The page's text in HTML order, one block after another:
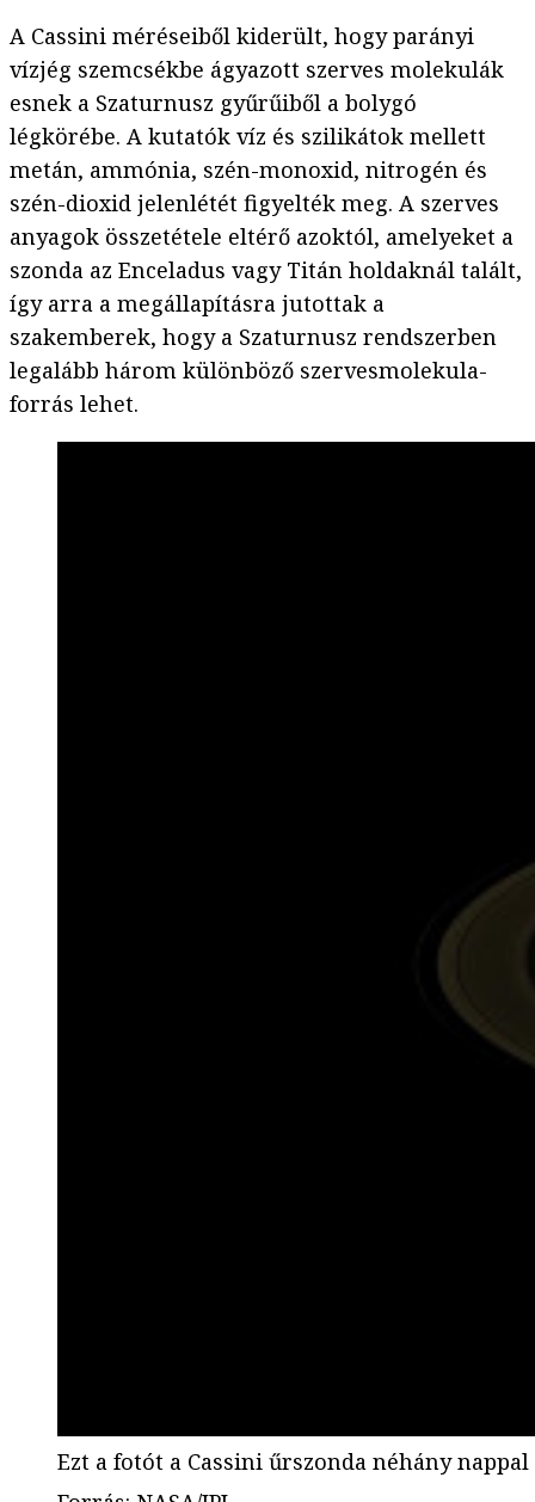
A Cassini méréseiből kiderült, hogy parányi
vízjég szemcsékbe ágyazott szerves molekulák
esnek a Szaturnusz gyűrűiből a bolygó
légkörébe. A kutatók víz és szilikátok mellett
metán, ammónia, szén-monoxid, nitrogén és
szén-dioxid jelenlétét figyelték meg. A szerves
anyagok összetétele eltérő azoktól, amelyeket a
szonda az Enceladus vagy Titán holdaknál talált,
így arra a megállapításra jutottak a
szakemberek, hogy a Szaturnusz rendszerben
legalább három különböző szervesmolekula-
forrás lehet.
Ezt a fotót a Cassini űrszonda néhány